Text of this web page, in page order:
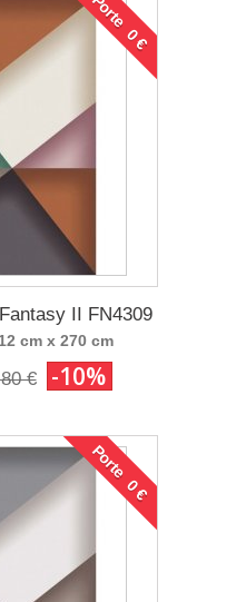
Porte 0 €
II FN4309
cm x 270 cm
€ -10%
Porte 0 €